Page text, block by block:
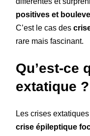
positives et
C’est le cas des
rare mais fascinant.
Qu’est-ce
extatique ?
Les crises
crise épileptique